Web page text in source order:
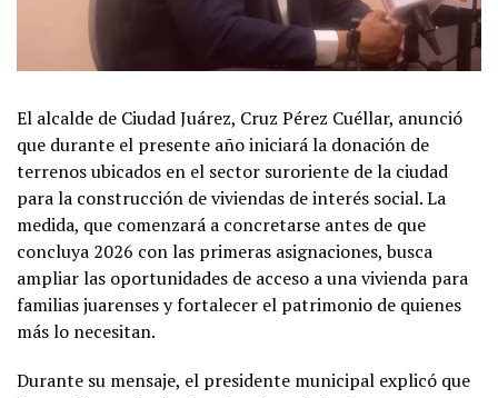
El alcalde de Ciudad Juárez, Cruz Pérez Cuéllar, anunció
que durante el presente año iniciará la donación de
terrenos ubicados en el sector suroriente de la ciudad
para la construcción de viviendas de interés social. La
medida, que comenzará a concretarse antes de que
concluya 2026 con las primeras asignaciones, busca
ampliar las oportunidades de acceso a una vivienda para
familias juarenses y fortalecer el patrimonio de quienes
más lo necesitan.
Durante su mensaje, el presidente municipal explicó que